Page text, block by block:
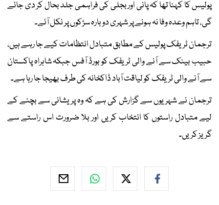
پولیس کا کہنا تھا کہ پانی اور بجلی کی فراہمی جلد بحال کر دی جائے
گی، تاہم وعدہ وفا نہ ہونے پر شہری دوبارہ سڑکوں پر نکل آئے۔
ترجمان ٹریفک پولیس کے مطابق متبادل انتظامات کیے جا رہے ہیں،
حبیب بینک سے آنے والی ٹریفک کو بورڈ آفس جبکہ شاہراہ پاکستان
سے آنے والی ٹریفک کو لیاقت آباد ڈاکخانہ کی طرف بھیجا جا رہا ہے۔
ترجمان نے شہریوں سے گزارش کی ہے کہ وہ پریشانی سے بچنے کے
لیے متبادل راستوں کا انتخاب کریں اور بلا ضرورت اس راستے سے
گریز کریں۔